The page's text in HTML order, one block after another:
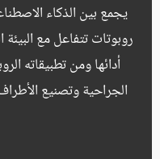
يجمع بين الذكاء
روبوتات تتفاعل مع
أدائها ومن تطبيقاته
الجراحية وتصنيع